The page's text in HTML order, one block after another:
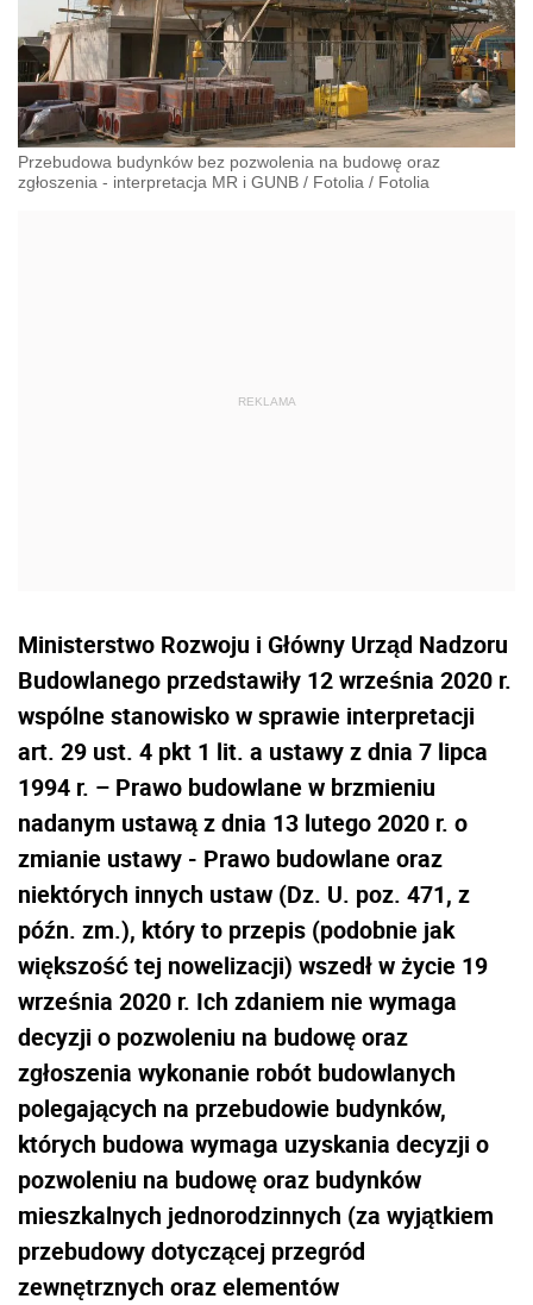
Przebudowa budynków bez pozwolenia na budowę oraz
zgłoszenia - interpretacja MR i GUNB / Fotolia / Fotolia
Ministerstwo Rozwoju i Główny Urząd Nadzoru
Budowlanego przedstawiły 12 września 2020 r.
wspólne stanowisko w sprawie interpretacji
art. 29 ust. 4 pkt 1 lit. a ustawy z dnia 7 lipca
1994 r. – Prawo budowlane w brzmieniu
nadanym ustawą z dnia 13 lutego 2020 r. o
zmianie ustawy - Prawo budowlane oraz
niektórych innych ustaw (Dz. U. poz. 471, z
późn. zm.), który to przepis (podobnie jak
większość tej nowelizacji) wszedł w życie 19
września 2020 r. Ich zdaniem nie wymaga
decyzji o pozwoleniu na budowę oraz
zgłoszenia wykonanie robót budowlanych
polegających na przebudowie budynków,
których budowa wymaga uzyskania decyzji o
pozwoleniu na budowę oraz budynków
mieszkalnych jednorodzinnych (za wyjątkiem
przebudowy dotyczącej przegród
zewnętrznych oraz elementów